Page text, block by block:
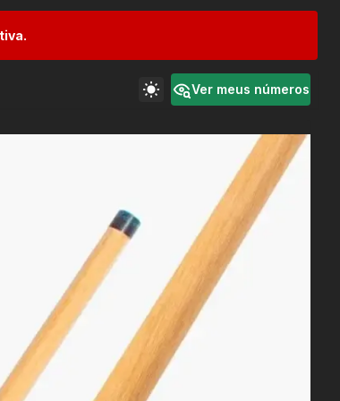
Ver meus números